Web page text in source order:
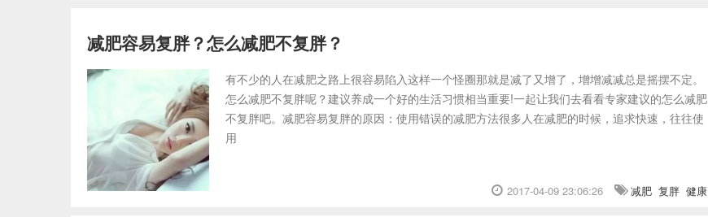
减肥容易复胖？怎么减肥不复胖？
有不少的人在减肥之路上很容易陷入这样一个怪圈那就是减了又增了，增增减减总是摇摆不定。
怎么减肥不复胖呢？建议养成一个好的生活习惯相当重要!一起让我们去看看专家建议的怎么减肥
不复胖吧。减肥容易复胖的原因：使用错误的减肥方法很多人在减肥的时候，追求快速，往往使
用
2017-04-09 23:06:26 减肥 复胖 健康